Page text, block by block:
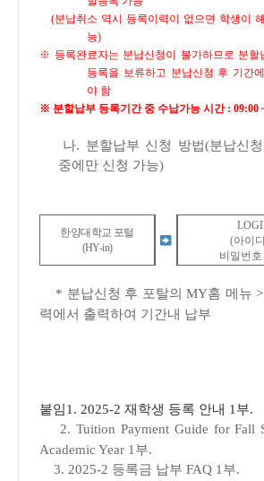
(분납취소 역시 등록이력이 없으면 학생이
능)
※ 등록완료자는 분납신청이 불가하므로 분할
등록을 보류하고 분납신청 후 기간
야 함
※ 분할납부 등록기간 중 수납가능 시간 : 09:00
나. 분할납부 신청 방법(분납신청
중에만 신청 가능)
한양대학교 포털
(HY-in)
(아이
비밀번
* 분납신청 후 포탈의 MY홈 메뉴 >
력에서 출력하여 기간내 납부
붙임1. 2025-2 재학생 등록 안내 1부.
2. Tuition Payment Guide for Fall
Academic Year 1부.
3. 2025-2 등록금 납부 FAQ 1부.